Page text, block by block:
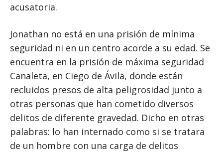
acusatoria.
Jonathan no está en una prisión de mínima
seguridad ni en un centro acorde a su edad. Se
encuentra en la prisión de máxima seguridad
Canaleta, en Ciego de Ávila, donde están
recluidos presos de alta peligrosidad junto a
otras personas que han cometido diversos
delitos de diferente gravedad. Dicho en otras
palabras: lo han internado como si se tratara
de un hombre con una carga de delitos